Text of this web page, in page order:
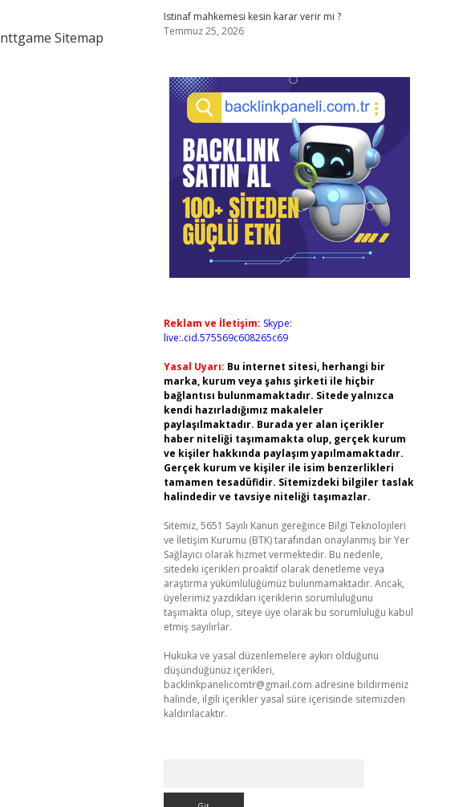
nttgame Sitemap
Istinaf mahkemesi kesin karar verir mi ?
Temmuz 25, 2026
Reklam ve İletişim: Skype:
live:.cid.575569c608265c69
Yasal Uyarı: Bu internet sitesi, herhangi bir
marka, kurum veya şahıs şirketi ile hiçbir
bağlantısı bulunmamaktadır. Sitede yalnızca
kendi hazırladığımız makaleler
paylaşılmaktadır. Burada yer alan içerikler
haber niteliği taşımamakta olup, gerçek kurum
ve kişiler hakkında paylaşım yapılmamaktadır.
Gerçek kurum ve kişiler ile isim benzerlikleri
tamamen tesadüfidir. Sitemizdeki bilgiler taslak
halindedir ve tavsiye niteliği taşımazlar.
Sitemiz, 5651 Sayılı Kanun gereğince Bilgi Teknolojileri
ve İletişim Kurumu (BTK) tarafından onaylanmış bir Yer
Sağlayıcı olarak hizmet vermektedir. Bu nedenle,
sitedeki içerikleri proaktif olarak denetleme veya
araştırma yükümlülüğümüz bulunmamaktadır. Ancak,
üyelerimiz yazdıkları içeriklerin sorumluluğunu
taşımakta olup, siteye üye olarak bu sorumluluğu kabul
etmiş sayılırlar.
Hukuka ve yasal düzenlemelere aykırı olduğunu
düşündüğünüz içerikleri,
backlinkpanelicomtr@gmail.com adresine bildirmeniz
halinde, ilgili içerikler yasal süre içerisinde sitemizden
kaldırılacaktır.